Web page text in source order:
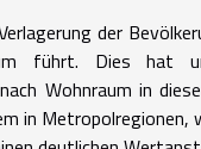
der
führt. Dies hat
Wohnraum in
in Metropolregionen,